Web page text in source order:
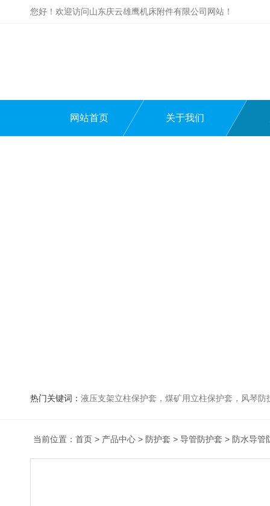
您好！欢迎访问山东庆云雄鹰机床附件有限公司网站！
网站首页 关于我们
热门关键词： 液压支架立柱保护套，煤矿用立柱保护套，风琴
当前位置： 首页 > 产品中心 > 防护套 > 导管防护套 > 防水导管